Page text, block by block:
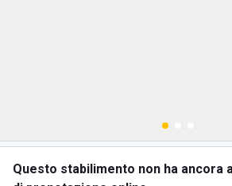
Questo stabilimento non ha ancora